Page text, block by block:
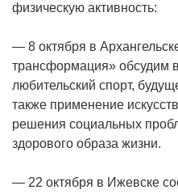
физическую активность:
— 8 октября в
трансформация» обсудим
любительский спорт,
также применение
решения социальных
здорового образа жизни.
— 22 октября в Ижевске